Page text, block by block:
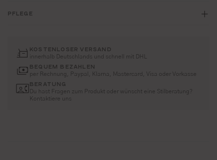
PFLEGE
KOSTENLOSER VERSAND
innerhalb Deutschlands und schnell mit DHL
BEQUEM BEZAHLEN
per Rechnung, Paypal, Klarna, Mastercard, Visa oder Vorkasse
BERATUNG
Du hast Fragen zum Produkt oder wünscht eine Stilberatung?
Kontaktiere uns